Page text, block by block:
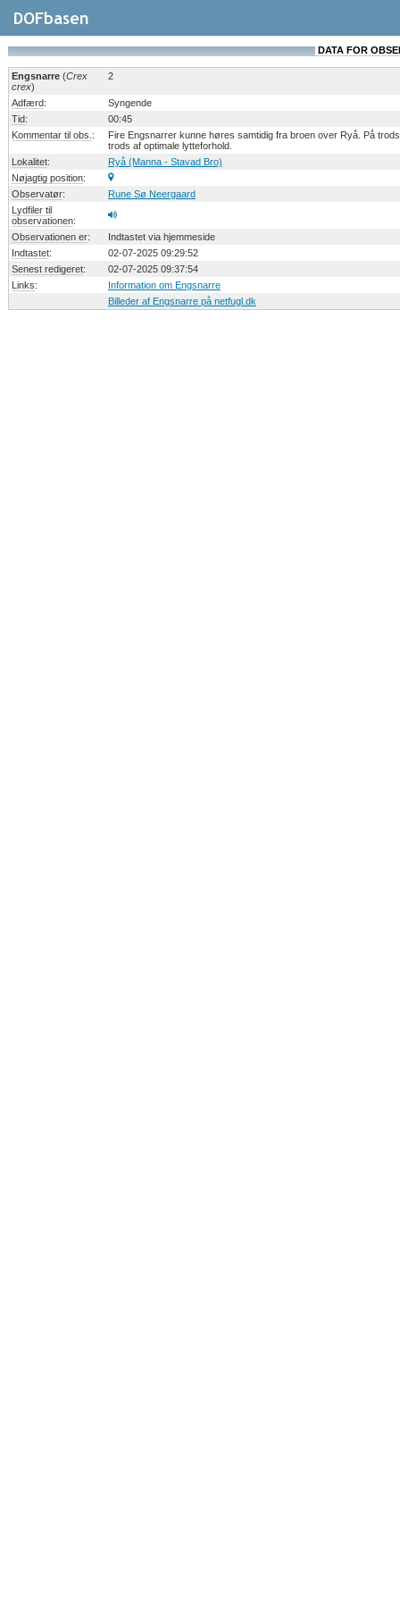
DATA FOR
Engsnarre (Crex
crex)
2
Adfærd:
Syngende
Tid:
00:45
Kommentar til obs. :
Fire Engsnarrer kunne høres samtidig fra broen over Ryå. På
trods af optimale lytteforhold.
Lokalitet:
Ryå (Manna - Stavad Bro)
Nøjagtig position:
Observatør:
Rune Sø Neergaard
Lydfiler til
observationen:
Observationen er:
Indtastet via hjemmeside
Indtastet:
02-07-2025 09:29:52
Senest redigeret:
02-07-2025 09:37:54
Links:
Information om Engsnarre
Billeder af Engsnarre på netfugl.dk